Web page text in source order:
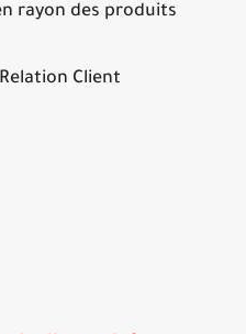
rayon des produits
Client